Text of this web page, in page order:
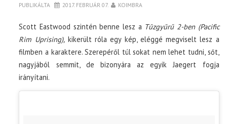
PUBLIKÁLTA 2017. FEBRUÁR 07. KOIMBRA
Scott Eastwood szintén benne lesz a Tűzgyűrű 2-ben (Pacific
Rim Uprising),kikerült róla egy kép, eléggé megviselt lesz a
filmben a karaktere. Szerepéről túl sokat nem lehet tudni, sőt,
nagyjából semmit, de bizonyára az egyik Jaegert fogja
irányítani.